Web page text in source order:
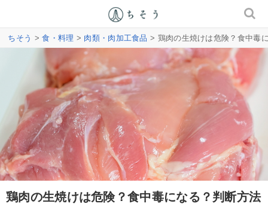
ちそう >食・料理 > 肉類・肉加工食品 > 鶏肉の生焼けは危険？食中毒
鶏肉の生焼けは危険？食中毒になる？判断方法